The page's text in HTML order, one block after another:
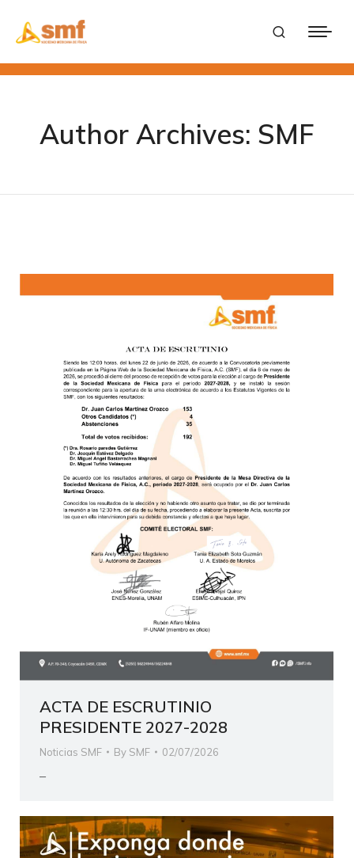
Author Archives: SMF
ACTA DE ESCRUTINIO
PRESIDENTE 2027-2028
Noticias SMF By SMF 02/07/2026
–